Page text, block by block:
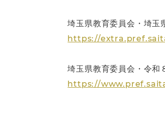
埼玉県教育委員会・埼玉
https://
埼玉県教育委員会・令和
https://